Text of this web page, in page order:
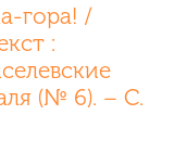
гора! /
:
(№ 6). – С.